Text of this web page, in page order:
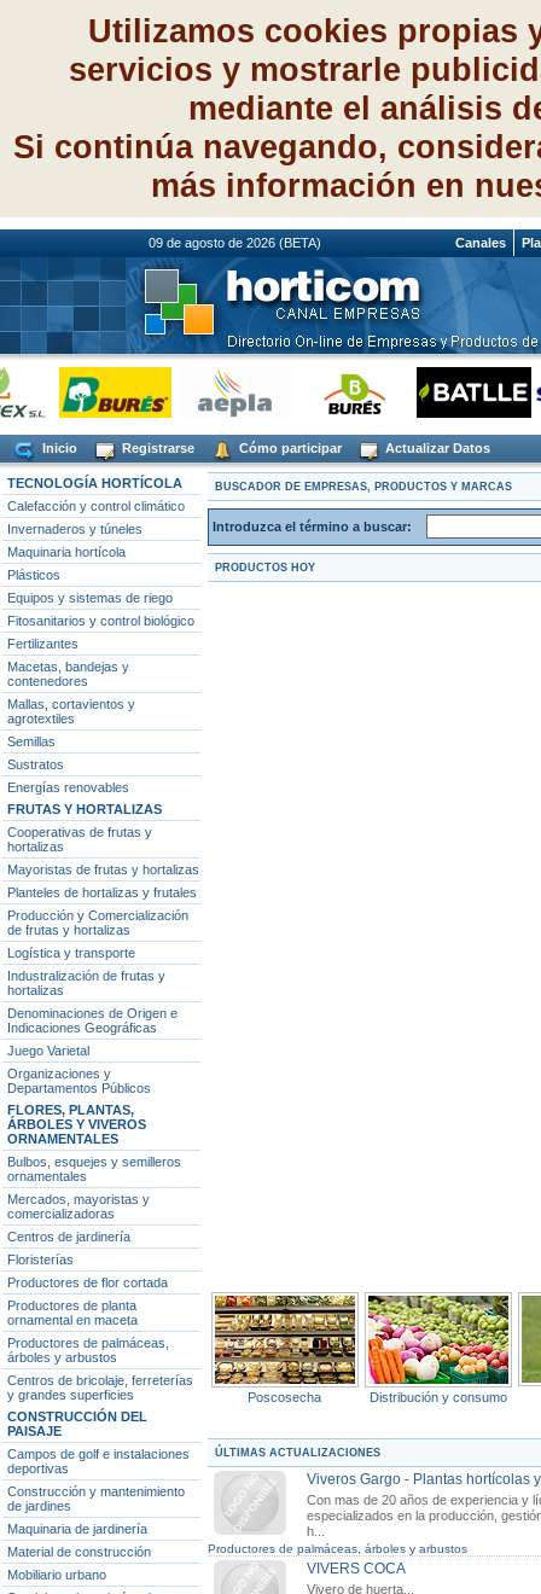
Utilizamos cookies propias
servicios y mostrarle
mediante el análisis
Si continúa navegando,
más información en
09 de agosto de 2026 (BETA) Canales
Inicio Registrarse Cómo participar Actualizar Datos
TECNOLOGÍA HORTÍCOLA
Calefacción y control climático
Invernaderos y túneles
Maquinaria hortícola
Plásticos
Equipos y sistemas de riego
Fitosanitarios y control biológico
Fertilizantes
Macetas, bandejas y
contenedores
Mallas, cortavientos y
agrotextiles
Semillas
Sustratos
Energías renovables
FRUTAS Y HORTALIZAS
Cooperativas de frutas y
hortalizas
Mayoristas de frutas y hortalizas
Planteles de hortalizas y frutales
Producción y Comercialización
de frutas y hortalizas
Logística y transporte
Industralización de frutas y
hortalizas
Denominaciones de Origen e
Indicaciones Geográficas
Juego Varietal
Organizaciones y
Departamentos Públicos
FLORES, PLANTAS,
ÁRBOLES Y VIVEROS
ORNAMENTALES
Bulbos, esquejes y semilleros
ornamentales
Mercados, mayoristas y
comercializadoras
Centros de jardinería
Floristerías
Productores de flor cortada
Productores de planta
ornamental en maceta
Productores de palmáceas,
árboles y arbustos
Centros de bricolaje, ferreterías
y grandes superficies
CONSTRUCCIÓN DEL
PAISAJE
Campos de golf e instalaciones
deportivas
Construcción y mantenimiento
de jardines
Maquinaria de jardinería
Material de construcción
Mobiliario urbano
BUSCADOR DE EMPRESAS, PRODUCTOS Y MARCAS
Introduzca el término a buscar:
PRODUCTOS HOY
Poscosecha Distribución y consumo
ÚLTIMAS ACTUALIZACIONES
Viveros Gargo - Plantas hortícolas
Con mas de 20 años de experiencia y
especializados en la producción,
h...
Productores de palmáceas, árboles y arbustos
VIVERS COCA
Vivero de huerta...